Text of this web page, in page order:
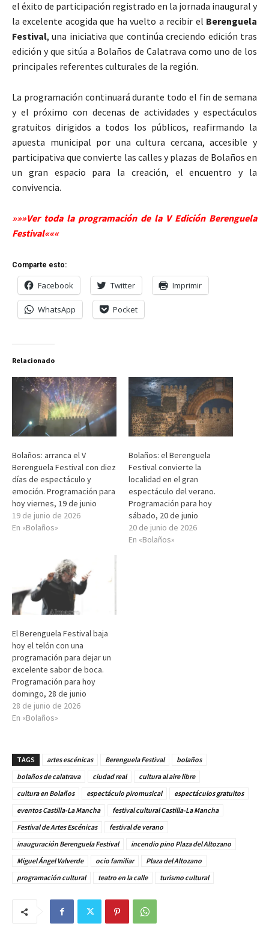
el éxito de participación registrado en la jornada inaugural y
la excelente acogida que ha vuelto a recibir el Berenguela
Festival, una iniciativa que continúa creciendo edición tras
edición y que sitúa a Bolaños de Calatrava como uno de los
principales referentes culturales de la región.
La programación continuará durante todo el fin de semana
y el próximo con decenas de actividades y espectáculos
gratuitos dirigidos a todos los públicos, reafirmando la
apuesta municipal por una cultura cercana, accesible y
participativa que convierte las calles y plazas de Bolaños en
un gran espacio para la creación, el encuentro y la
convivencia.
»»»Ver toda la programación de la V Edición Berenguela
Festival«««
Comparte esto:
Facebook Twitter Imprimir
WhatsApp Pocket
Relacionado
Bolaños: arranca el V
Berenguela Festival con diez
días de espectáculo y
emoción. Programación para
hoy viernes, 19 de junio
19 de junio de 2026
En «Bolaños»
Bolaños: el Berenguela
Festival convierte la
localidad en el gran
espectáculo del verano.
Programación para hoy
sábado, 20 de junio
20 de junio de 2026
En «Bolaños»
El Berenguela Festival baja
hoy el telón con una
programación para dejar un
excelente sabor de boca.
Programación para hoy
domingo, 28 de junio
28 de junio de 2026
En «Bolaños»
TAGS artes escénicas Berenguela Festival
bolaños
bolaños de calatrava
ciudad real
cultura al aire libre
cultura en Bolaños
espectáculo piromusical
espectáculos gratuitos
eventos Castilla-La Mancha
festival cultural Castilla-La Mancha
Festival de Artes Escénicas
festival de verano
inauguración Berenguela Festival
incendio pino Plaza del Altozano
Miguel Ángel Valverde
ocio familiar
Plaza del Altozano
programación cultural
teatro en la calle turismo cultural